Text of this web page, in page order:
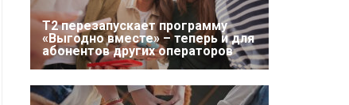
Т2 перезапускает программу
«Выгодно вместе» – теперь и для
абонентов других операторов